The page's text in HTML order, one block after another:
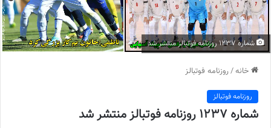
شماره 1237 روزنامه فوتبالز منتشر شد
خانه/روزنامه فوتبالز
روزنامه فوتبالز
شماره 1237 روزنامه فوتبالز منتشر شد